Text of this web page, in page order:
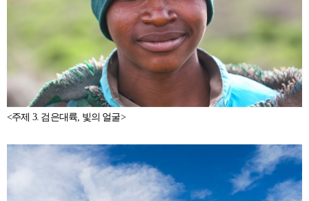
<주제 3. 검은대륙, 빛의 얼굴>